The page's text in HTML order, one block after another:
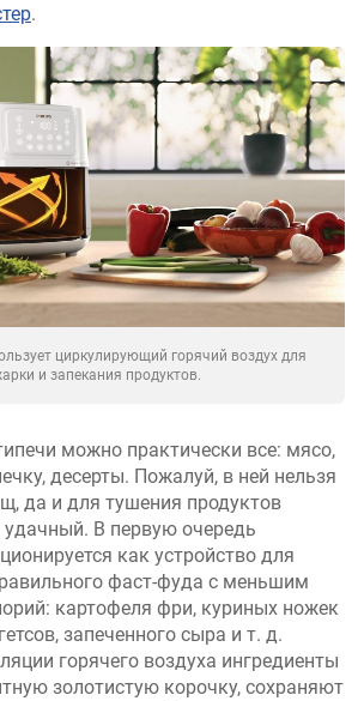
.
циркулирующий горячий воздух для
и запекания продуктов.
можно практически все: мясо,
десерты. Пожалуй, в ней нельзя
да и для тушения продуктов
В первую очередь
как устройство для
фаст-фуда с меньшим
картофеля фри, куриных ножек
запеченного сыра и т. д.
горячего воздуха ингредиенты
золотистую корочку, сохраняют